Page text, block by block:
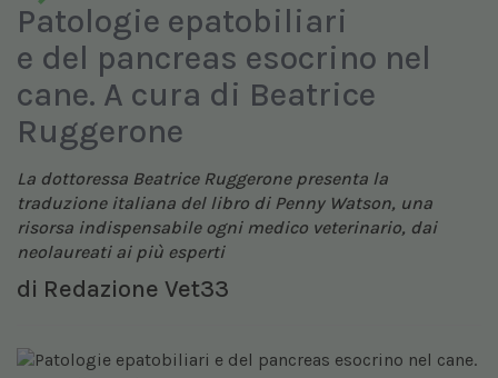
Patologie epatobiliari
e del pancreas esocrino nel
cane. A cura di Beatrice
Ruggerone
La dottoressa Beatrice Ruggerone presenta la
traduzione italiana del libro di Penny Watson, una
risorsa indispensabile ogni medico veterinario, dai
neolaureati ai più esperti
di Redazione Vet33